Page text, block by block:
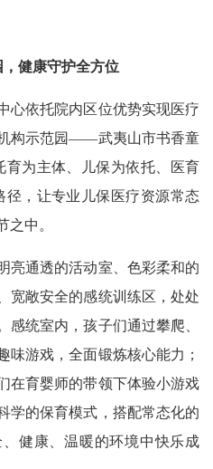
健康守护全方位
依托院内区位优势实现医疗
构示范园——武夷山市书香童
育为主体、儿保为依托、医育
径，让专业儿保医疗资源常态
之中。
通透的活动室、色彩柔和的
宽敞安全的感统训练区，处处
感统室内，孩子们通过攀爬、
味游戏，全面锻炼核心能力；
在育婴师的带领下体验小游戏
学的保育模式，搭配常态化的
健康、温暖的环境中快乐成